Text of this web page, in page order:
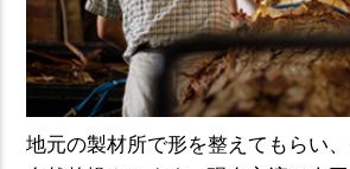
地元の製材所で形を整えてもらい